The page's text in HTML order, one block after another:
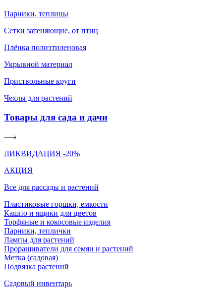
Парники, теплицы
Сетки затеняющие, от птиц
Плёнка полиэтиленовая
Укрывной материал
Приствольные круги
Чехлы для растений
Товары для сада и дачи
ЛИКВИДАЦИЯ -20%
АКЦИЯ
Все для рассады и растений
Пластиковые горшки, емкости
Кашпо и ящики для цветов
Торфяные и кокосовые изделия
Парники, теплички
Лампы для растений
Проращиватели для семян и растений
Метка (садовая)
Подвязка растений
Садовый инвентарь